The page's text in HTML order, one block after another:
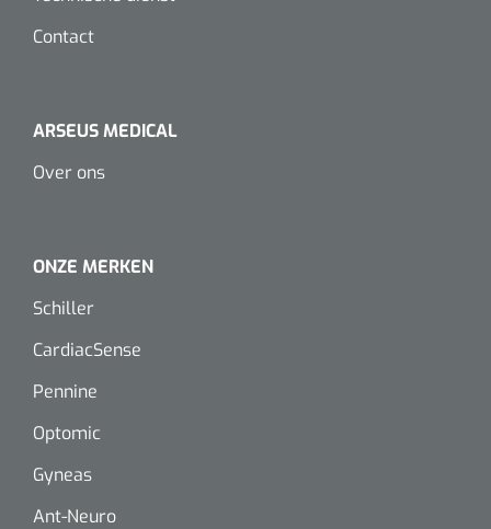
Doucherolstoelen
Douchestoelen
Douchebrancard
Wandbeugels
Douchetabouretten
Deb Stoko
Dispenser Deb transparant - wit - chroom - 1 st
Contact
ARSEUS MEDICAL
Over ons
ONZE MERKEN
Schiller
CardiacSense
Pennine
Optomic
Gyneas
Ant-Neuro